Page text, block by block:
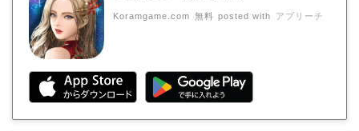
Koramgame.com 無料 posted with アプリーチ